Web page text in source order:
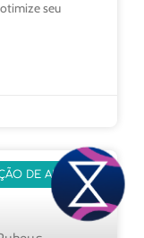
seu
DE ALUNOS